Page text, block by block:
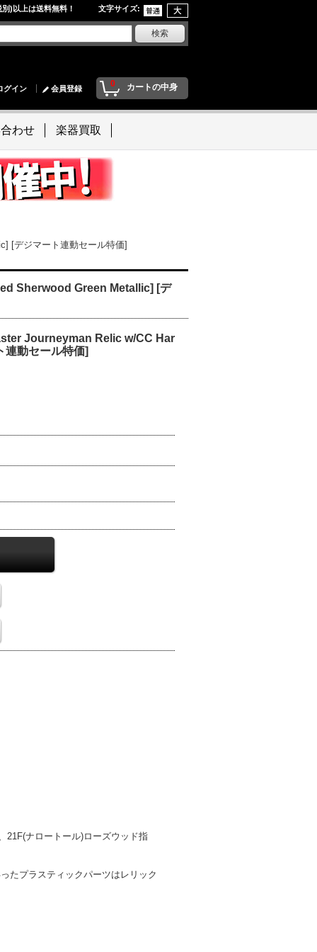
税別)以上は送料無料！ 文字サイズ:
0 カートの中身
グイン 会員登録
わせ 楽器買取
[デジマート連動セール特価]
Sherwood Green Metallic] [デ
Journeyman Relic w/CC Har
動セール特価]
21F(ナロートール)ローズウッド指
たプラスティックパーツはレリック